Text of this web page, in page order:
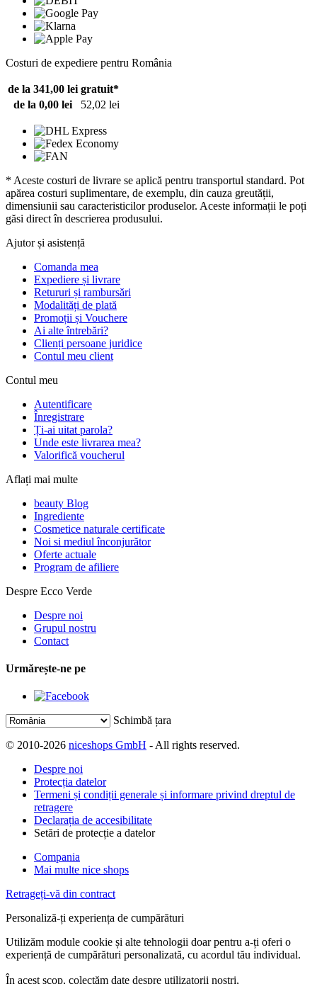
Costuri de expediere pentru România
de la 341,00 lei gratuit*
de la 0,00 lei
52,02 lei
* Aceste costuri de livrare se aplică pentru transportul standard. Pot
apărea costuri suplimentare, de exemplu, din cauza greutății,
dimensiunii sau caracteristicilor produselor. Aceste informații le poți
găsi direct în descrierea produsului.
Ajutor și asistență
Comanda mea
Expediere și livrare
Retururi și rambursări
Modalități de plată
Promoții și Vouchere
Ai alte întrebări?
Clienți persoane juridice
Contul meu client
Contul meu
Autentificare
Înregistrare
Ți-ai uitat parola?
Unde este livrarea mea?
Valorifică voucherul
Aflați mai multe
beauty Blog
Ingrediente
Cosmetice naturale certificate
Noi si mediul înconjurător
Oferte actuale
Program de afiliere
Despre Ecco Verde
Despre noi
Grupul nostru
Contact
Urmărește-ne pe
Schimbă țara
© 2010-2026 niceshops GmbH - All rights reserved.
Despre noi
Protecția datelor
Termeni și condiții generale și informare privind dreptul de
retragere
Declarația de accesibilitate
Setări de protecție a datelor
Compania
Mai multe nice shops
Retrageți-vă din contract
Personaliză-ți experiența de cumpărături
Utilizăm module cookie și alte tehnologii doar pentru a-ți oferi o
experiență de cumpărături personalizată, cu acordul tău individual.
În acest scop, colectăm date despre utilizatorii noștri,